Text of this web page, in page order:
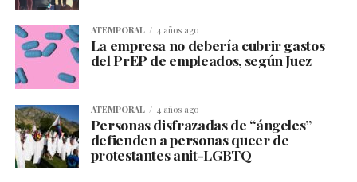
ATEMPORAL 4 años ago
La empresa no debería cubrir gastos
del PrEP de empleados, según Juez
ATEMPORAL 4 años ago
Personas disfrazadas de “ángeles”
defienden a personas queer de
protestantes anit-LGBTQ